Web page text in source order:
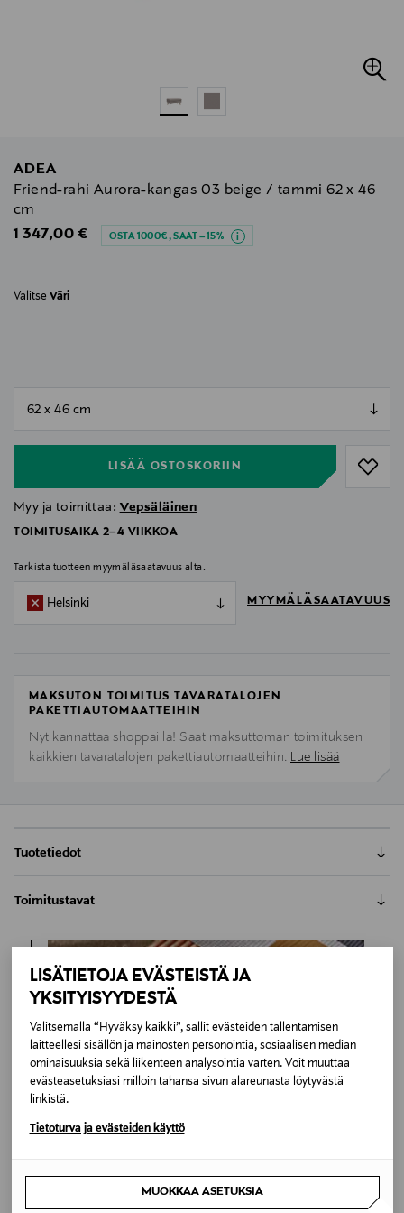
LISÄTIETOJA EVÄSTEISTÄ JA
YKSITYISYYDESTÄ
Valitsemalla “Hyväksy kaikki”, sallit evästeiden tallentamisen
laitteellesi sisällön ja mainosten personointia, sosiaalisen median
ominaisuuksia sekä liikenteen analysointia varten. Voit muuttaa
evästeasetuksiasi milloin tahansa sivun alareunasta löytyvästä
linkistä.
Tietoturva ja evästeiden käyttö
MUOKKAA ASETUKSIA
ADEA
Friend-rahi Aurora-kangas 03 beige / tammi 62 x 46
cm
Original Price
1 347,00 € OSTA 1000€, SAAT –15%
Valitse Väri
LISÄÄ OSTOSKORIIN
Myy ja toimittaa: Vepsäläinen
TOIMITUSAIKA 2–4 VIIKKOA
Tarkista tuotteen myymäläsaatavuus alta.
Helsinki MYYMÄLÄSAATAVUUS
MAKSUTON TOIMITUS TAVARATALOJEN
PAKETTIAUTOMAATTEIHIN
Nyt kannattaa shoppailla! Saat maksuttoman toimituksen
kaikkien tavaratalojen pakettiautomaatteihin. Lue lisää
Tuotetiedot
tuoteperheen sohvien mukavuutta. Rahi on verhoiltu
ruudulla kankaan värisävy voi poiketa todellisesta.
Suosittelemme tarkistamaan värisävyn
myymälöistämme löytyvistä kangasnäytteistä.
Tuotenumero
174326067
Materiaali
Kangas
Väri
BEIGE
Toimitustavat
6,90 €
Toimitusaika 2–4 viikkoa
6,90 €
Inspiroidu